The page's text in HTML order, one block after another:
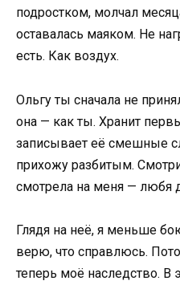
подростком, молчал
оставалась маяком. Не
есть. Как воздух.
Ольгу ты сначала не
она — как ты. Хранит
записывает её смешные
прихожу разбитым.
смотрела на меня — любя
Глядя на неё, я меньше
верю, что справлюсь.
теперь моё наследство. В